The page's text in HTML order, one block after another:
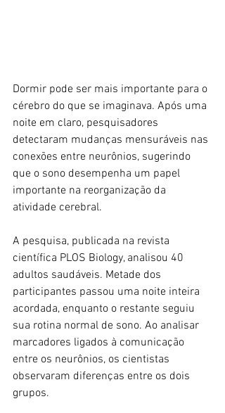
Dormir pode ser mais importante para o
cérebro do que se imaginava. Após uma
noite em claro, pesquisadores
detectaram mudanças mensuráveis nas
conexões entre neurônios, sugerindo
que o sono desempenha um papel
importante na reorganização da
atividade cerebral.
A pesquisa, publicada na revista
científica PLOS Biology, analisou 40
adultos saudáveis. Metade dos
participantes passou uma noite inteira
acordada, enquanto o restante seguiu
sua rotina normal de sono. Ao analisar
marcadores ligados à comunicação
entre os neurônios, os cientistas
observaram diferenças entre os dois
grupos.